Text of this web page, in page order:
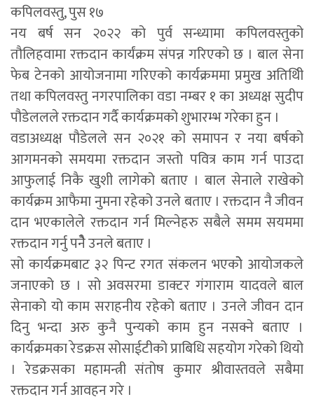
कपिलवस्तु, पुस १७
नय बर्ष सन २०२२ को पुर्व सन्ध्यामा कपिलवस्तुको
तौलिहवामा रक्तदान कार्यंक्रम संपन्न गरिएको छ । बाल सेना
फेब टेनको आयोजनामा गरिएको कार्यक्रममा प्रमुख अतिथिी
तथा कपिलवस्तु नगरपालिका वडा नम्बर १ का अध्यक्ष सुदीप
पौडेललले रक्तदान गर्दै कार्यक्रमको शुभारम्भ गरेका हुन ।
वडाअध्यक्ष पौडेलले सन २०२१ को समापन र नया बर्षको
आगमनको समयमा रक्तदान जस्तो पवित्र काम गर्न पाउदा
आफुलाई निकै खुशी लागेको बताए । बाल सेनाले राखेको
कार्यक्रम आफैमा नुमना रहेको उनले बताए । रक्तदान नै जीवन
दान भएकालेले रक्तदान गर्न मिल्नेहरु सबैले समम सयममा
रक्तदान गर्नु पनेै उनले बताए ।
सो कार्यक्रमबाट ३२ पिन्ट रगत संकलन भएकोे आयोजकले
जनाएको छ । सो अवसरमा डाक्टर गंगाराम यादवले बाल
सेनाको यो काम सराहनीय रहेको बताए । उनले जीवन दान
दिनु भन्दा अरु कुनै पुन्यको काम हुन नसक्ने बताए ।
कार्यक्रमका रेडक्रस सोसाईटीको प्राबिधि सहयोग गरेको थियो
। रेडक्रसका महामन्त्री संतोष कुमार श्रीवास्तवले सबैमा
रक्तदान गर्न आवहन गरे ।